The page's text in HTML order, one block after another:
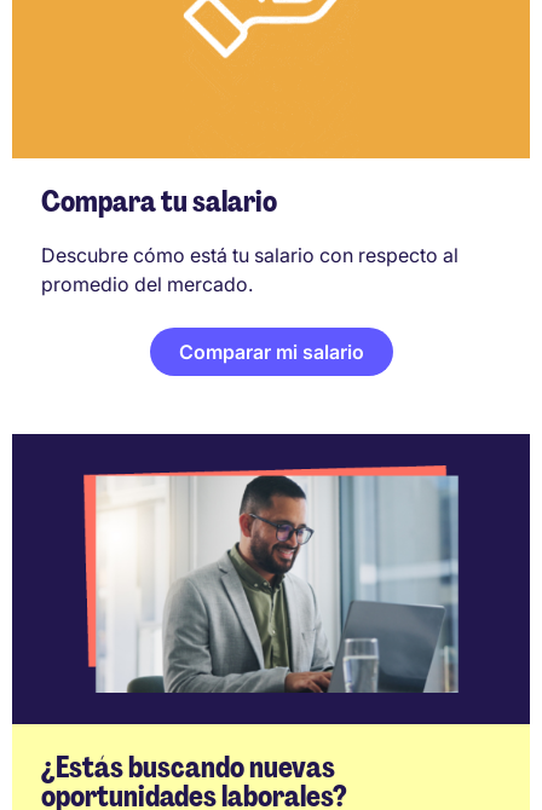
Compara tu salario
Descubre cómo está tu salario con respecto al
promedio del mercado.
Comparar mi salario
¿Estás buscando nuevas
oportunidades laborales?